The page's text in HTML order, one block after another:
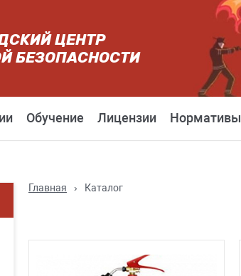
ЦЕНТР
БЕЗОПАСНОСТИ
Обучение Лицензии Нормативы
Главная › Каталог